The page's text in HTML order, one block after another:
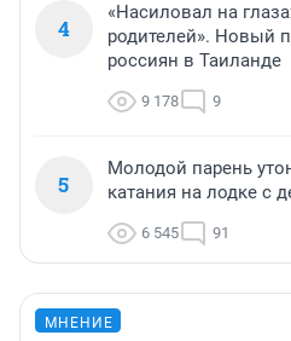
4
«Насиловал на
родителей». Новый
россиян в Таиланде
9 178 9
5
Молодой парень
катания на лодке с
6 545 91
МНЕНИЕ